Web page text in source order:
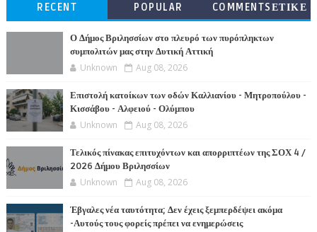
RECENT POPULAR
COMMENTSΕΤΙΚΕ
Ο Δήμος Βριλησσίων στο πλευρό των πυρόπληκτων
συμπολιτών μας στην Δυτική Αττική
Unknown Aug 08, 2026
Επιστολή κατοίκων των οδών Καλλιανίου - Μητροπούλου -
Κισσάβου - Αλφειού - Ολύμπου
Unknown Aug 08, 2026
Τελικός πίνακας επιτυχόντων και απορριπτέων της ΣΟΧ 4 /
2026 Δήμου Βριλησσίων
Unknown Aug 08, 2026
Έβγαλες νέα ταυτότητα; Δεν έχεις ξεμπερδέψει ακόμα
-Αυτούς τους φορείς πρέπει να ενημερώσεις